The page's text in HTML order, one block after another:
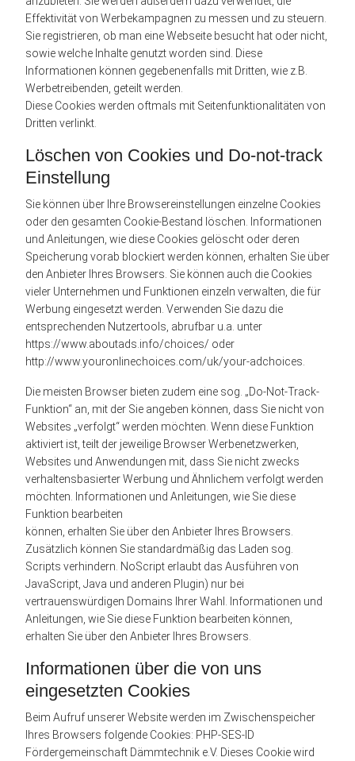
Effektivität von Werbekampagnen zu messen und zu steuern.
Sie registrieren, ob man eine Webseite besucht hat oder nicht,
sowie welche Inhalte genutzt worden sind. Diese
Informationen können gegebenenfalls mit Dritten, wie z.B.
Werbetreibenden, geteilt werden.
Diese Cookies werden oftmals mit Seitenfunktionalitäten von
Dritten verlinkt.
Löschen von Cookies und Do-not-track
Einstellung
Sie können über Ihre Browsereinstellungen einzelne Cookies
oder den gesamten Cookie-Bestand löschen. Informationen
und Anleitungen, wie diese Cookies gelöscht oder deren
Speicherung vorab blockiert werden können, erhalten Sie über
den Anbieter Ihres Browsers. Sie können auch die Cookies
vieler Unternehmen und Funktionen einzeln verwalten, die für
Werbung eingesetzt werden. Verwenden Sie dazu die
entsprechenden Nutzertools, abrufbar u.a. unter
https://www.aboutads.info/choices/ oder
http://www.youronlinechoices.com/uk/your-adchoices.
Die meisten Browser bieten zudem eine sog. „Do-Not-Track-
Funktion“ an, mit der Sie angeben können, dass Sie nicht von
Websites „verfolgt“ werden möchten. Wenn diese Funktion
aktiviert ist, teilt der jeweilige Browser Werbenetzwerken,
Websites und Anwendungen mit, dass Sie nicht zwecks
verhaltensbasierter Werbung und Ähnlichem verfolgt werden
möchten. Informationen und Anleitungen, wie Sie diese
Funktion bearbeiten
können, erhalten Sie über den Anbieter Ihres Browsers.
Zusätzlich können Sie standardmäßig das Laden sog.
Scripts verhindern. NoScript erlaubt das Ausführen von
JavaScript, Java und anderen Plugin) nur bei
vertrauenswürdigen Domains Ihrer Wahl. Informationen und
Anleitungen, wie Sie diese Funktion bearbeiten können,
erhalten Sie über den Anbieter Ihres Browsers.
Informationen über die von uns
eingesetzten Cookies
Beim Aufruf unserer Website werden im Zwischenspeicher
Ihres Browsers folgende Cookies: PHP-SES-ID
Fördergemeinschaft Dämmtechnik e.V. Dieses Cookie wird